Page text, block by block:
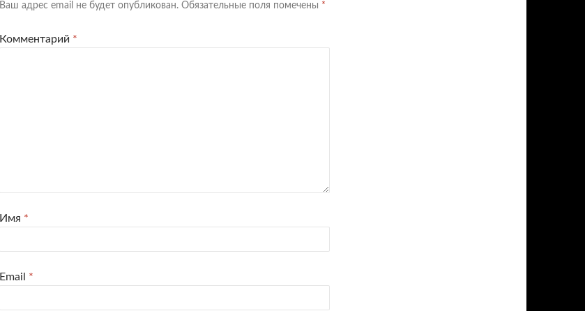
Ваш адрес email не будет опубликован. Обязательные поля помечены *
Комментарий *
Имя *
Email *